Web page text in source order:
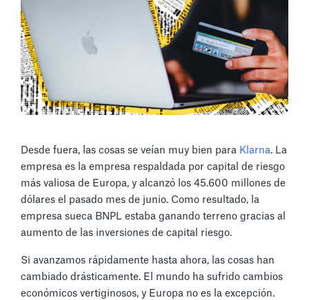
Desde fuera, las cosas se veían muy bien para Klarna. La
empresa es la empresa respaldada por capital de riesgo
más valiosa de Europa, y alcanzó los 45.600 millones de
dólares el pasado mes de junio. Como resultado, la
empresa sueca BNPL estaba ganando terreno gracias al
aumento de las inversiones de capital riesgo.
Si avanzamos rápidamente hasta ahora, las cosas han
cambiado drásticamente. El mundo ha sufrido cambios
económicos vertiginosos, y Europa no es la excepción.